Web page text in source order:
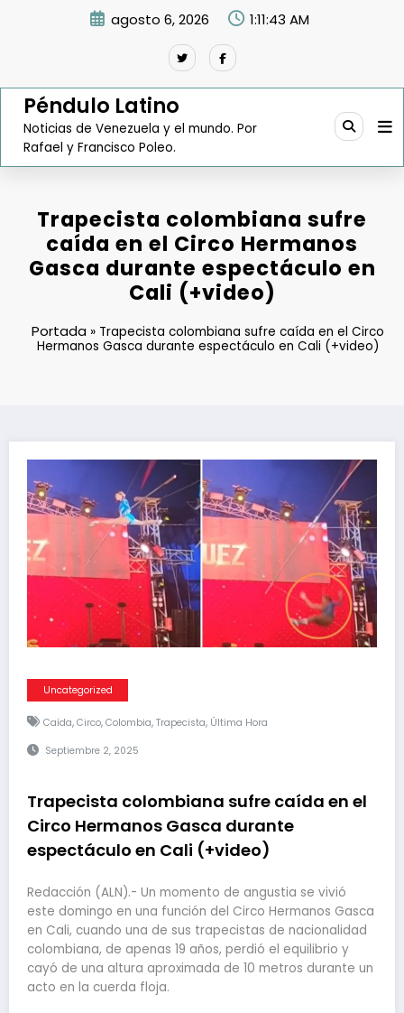
agosto 6, 2026 1:11:44 AM
Péndulo Latino
Noticias de Venezuela y el mundo. Por
Rafael y Francisco Poleo.
Trapecista colombiana sufre
caída en el Circo Hermanos
Gasca durante espectáculo en
Cali (+video)
Portada » Trapecista colombiana sufre caída en el Circo
Hermanos Gasca durante espectáculo en Cali (+video)
Uncategorized
Caída, Circo, Colombia, Trapecista, Última Hora
Septiembre 2, 2025
Trapecista colombiana sufre caída en el
Circo Hermanos Gasca durante
espectáculo en Cali (+video)
Redacción (ALN).- Un momento de angustia se vivió
este domingo en una función del Circo Hermanos Gasca
en Cali, cuando una de sus trapecistas de nacionalidad
colombiana, de apenas 19 años, perdió el equilibrio y
cayó de una altura aproximada de 10 metros durante un
acto en la cuerda floja.